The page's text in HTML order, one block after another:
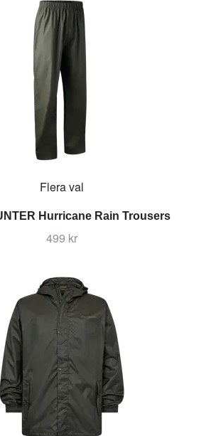
Flera val
Hurricane Rain Trousers
499 kr